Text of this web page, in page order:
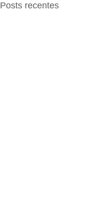
Posts recentes